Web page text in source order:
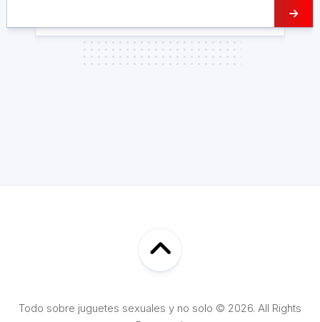
Todo sobre juguetes sexuales y no solo © 2026. All Rights